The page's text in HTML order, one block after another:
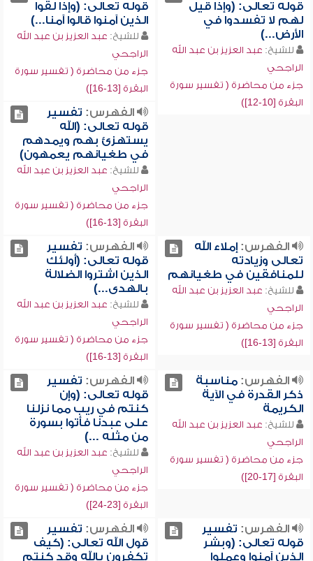
قوله تعالى: (وإذا قيل
لهم لا تفسدوا في
الأرض...)
للشيخ: عبد العزيز بن عبد الله
الراجحي
جزء من محاضرة ( تفسير سورة
البقرة [10-12])
قوله تعالى: (وإذا لقوا
الذين آمنوا قالوا آمنا...)
للشيخ: عبد العزيز بن عبد الله
الراجحي
جزء من محاضرة ( تفسير سورة
البقرة [13-16])
الفهرس: تفسير
قوله تعالى: (الله
يستهزئ بهم ويمدهم
في طغيانهم يعمهون)
للشيخ: عبد العزيز بن عبد الله
الراجحي
جزء من محاضرة ( تفسير سورة
البقرة [13-16])
الفهرس:إملاء الله
تعالى وزيادته
للمنافقين في طغيانهم
للشيخ: عبد العزيز بن عبد الله
الراجحي
جزء من محاضرة ( تفسير سورة
البقرة [13-16])
الفهرس: تفسير
قوله تعالى: (أولئك
الذين اشتروا الضلالة
بالهدى...)
للشيخ: عبد العزيز بن عبد الله
الراجحي
جزء من محاضرة ( تفسير سورة
البقرة [13-16])
الفهرس:مناسبة
ذكر القدرة في الآية
الكريمة
للشيخ: عبد العزيز بن عبد الله
الراجحي
جزء من محاضرة ( تفسير سورة
البقرة [17-20])
الفهرس: تفسير
قوله تعالى: (وإن
كنتم في ريب مما نزلنا
على عبدنا فأتوا بسورة
من مثله ...)
للشيخ: عبد العزيز بن عبد الله
الراجحي
جزء من محاضرة ( تفسير سورة
البقرة [23-24])
الفهرس: تفسير
قوله تعالى: (وبشر
الذين آمنوا وعملوا
الفهرس: تفسير
قول الله تعالى: (كيف
تكفرون بالله وقد كنتم